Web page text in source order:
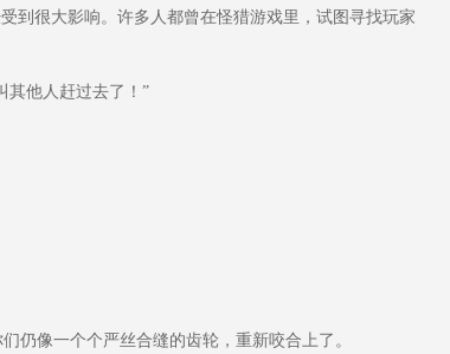
到很大影响。许多人都曾在怪猎游戏里，试图寻找玩家
他人赶过去了！”
仍像一个个严丝合缝的齿轮，重新咬合上了。